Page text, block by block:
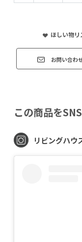
ほしい物
お問い合わ
この商品を
リビングハ